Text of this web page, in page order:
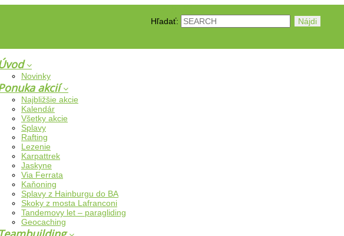
Hľadať:
Novinky
akcií
Najbližšie akcie
Kalendár
Všetky akcie
Splavy
Rafting
Lezenie
Karpattrek
Jaskyne
Via Ferrata
Kaňoning
Splavy z Hainburgu do BA
Skoky z mosta Lafranconi
Tandemovy let – paragliding
Geocaching